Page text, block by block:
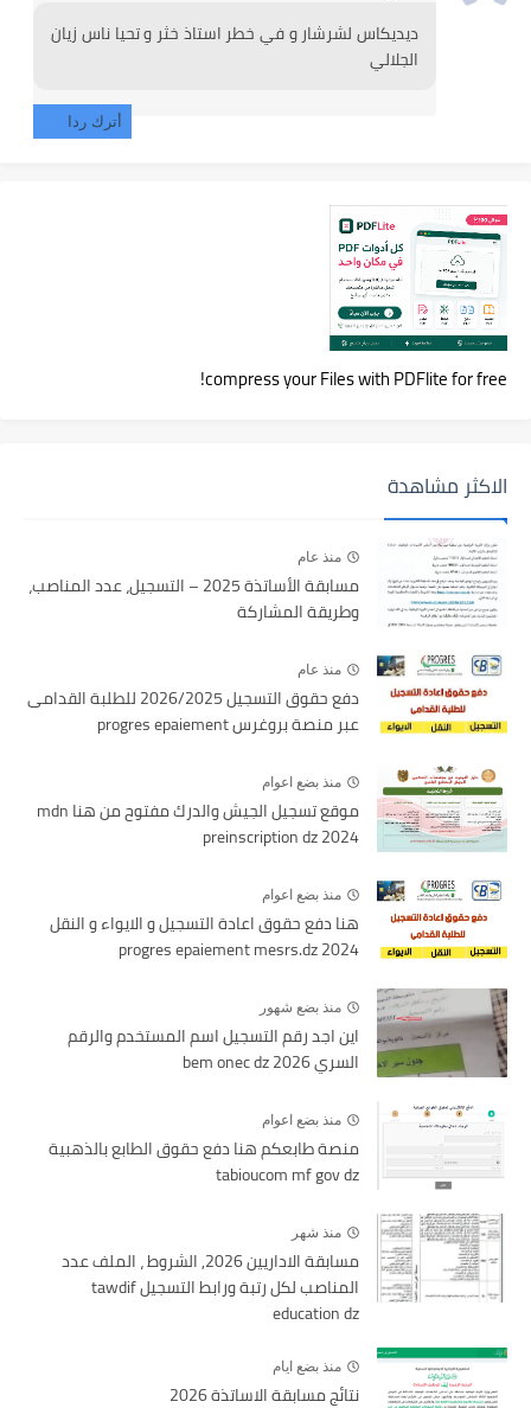
ديديكاس لشرشار و في خطر استاذ خثر و تحيا ناس زيان
الجلالي
أترك ردا
compress your Files with PDFlite for free!
الاكثر مشاهدة
منذ عام
مسابقة الأساتذة 2025 – التسجيل، عدد المناصب،
وطريقة المشاركة
منذ عام
دفع حقوق التسجيل 2026/2025 للطلبة القدامى
عبر منصة بروغرس progres epaiement
منذ بضع اعوام
موقع تسجيل الجيش والدرك مفتوح من هنا mdn
preinscription dz 2024
منذ بضع اعوام
هنا دفع حقوق اعادة التسجيل و الايواء و النقل
2024 progres epaiement mesrs.dz
منذ بضع شهور
اين اجد رقم التسجيل اسم المستخدم والرقم
السري bem onec dz 2026
منذ بضع اعوام
منصة طابعكم هنا دفع حقوق الطابع بالذهبية
tabioucom mf gov dz
منذ شهر
مسابقة الاداريين 2026, الشروط ، الملف عدد
المناصب لكل رتبة ورابط التسجيل tawdif
education dz
منذ بضع ايام
نتائج مسابقة الاساتذة 2026